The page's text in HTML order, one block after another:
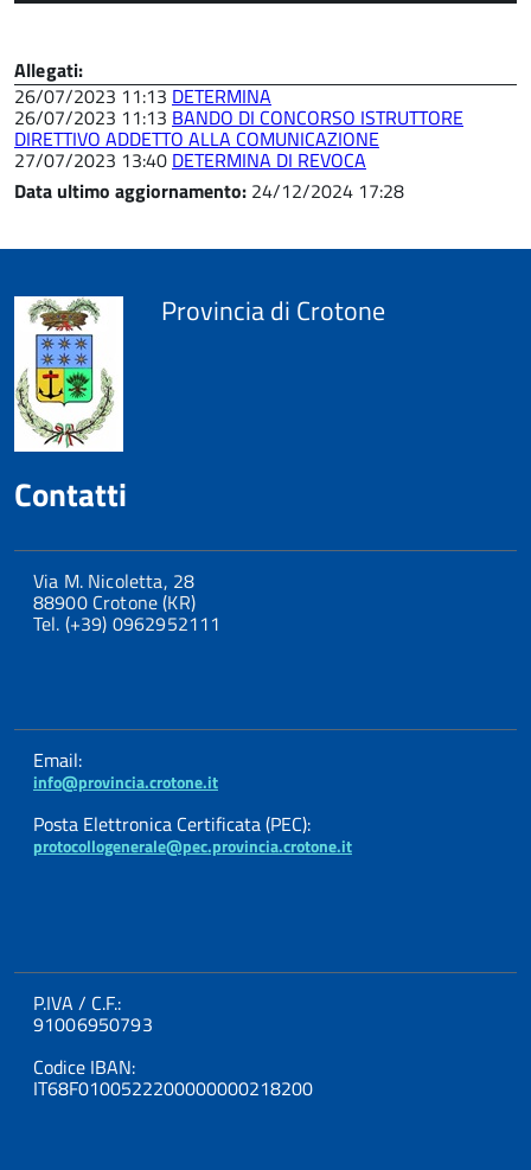
Allegati:
26/07/2023 11:13 DETERMINA
26/07/2023 11:13 BANDO DI CONCORSO ISTRUTTORE
DIRETTIVO ADDETTO ALLA COMUNICAZIONE
27/07/2023 13:40 DETERMINA DI REVOCA
Data ultimo aggiornamento: 24/12/2024 17:28
Provincia di Crotone
Contatti
Via M. Nicoletta, 28
88900 Crotone (KR)
Tel. (+39) 0962952111
Email:
info@provincia.crotone.it
Posta Elettronica Certificata (PEC):
protocollogenerale@pec.provincia.crotone.it
P.IVA / C.F.:
91006950793
Codice IBAN:
IT68F0100522200000000218200